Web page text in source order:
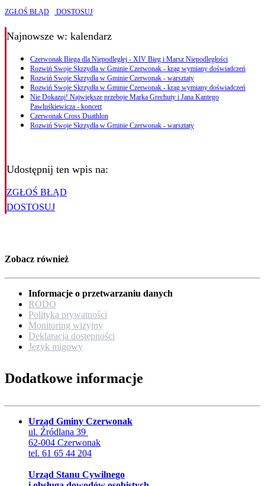
ZGŁOŚ BŁĄD DOSTOSUJ
Najnowsze w: kalendarz
Czerwonak Biega dla Niepodległej - XIV Bieg i Marsz Niepodległości
Rozwiń Swoje Skrzydła w Gminie Czerwonak - krąg wymiany doświadczeń
Rozwiń Swoje Skrzydła w Gminie Czerwonak - warsztaty
Rozwiń Swoje Skrzydła w Gminie Czerwonak - krąg wymiany doświadczeń
Nie Dokazuj! Największe przeboje Marka Grechuty i Jana Kantego
Pawluśkiewicza - koncert
Czerwonak Cross Duathlon
Rozwiń Swoje Skrzydła w Gminie Czerwonak - warsztaty
Udostępnij ten wpis na:
ZGŁOŚ BŁĄD
DOSTOSUJ
Zobacz również
Informacje o przetwarzaniu danych
RODO
Polityka prywatności
Monitoring wizyjny
Deklaracja dostępności
Język migowy
Dodatkowe informacje
Urząd Gminy Czerwonak
ul. Źródlana 39
62-004 Czerwonak
tel. 61 65 44 204
Urząd Stanu Cywilnego